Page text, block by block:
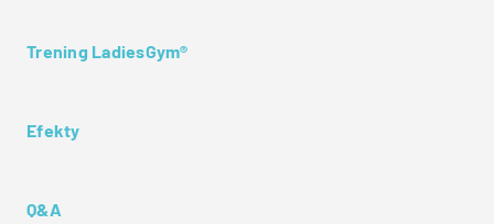
Trening LadiesGym®
Efekty
Q&A